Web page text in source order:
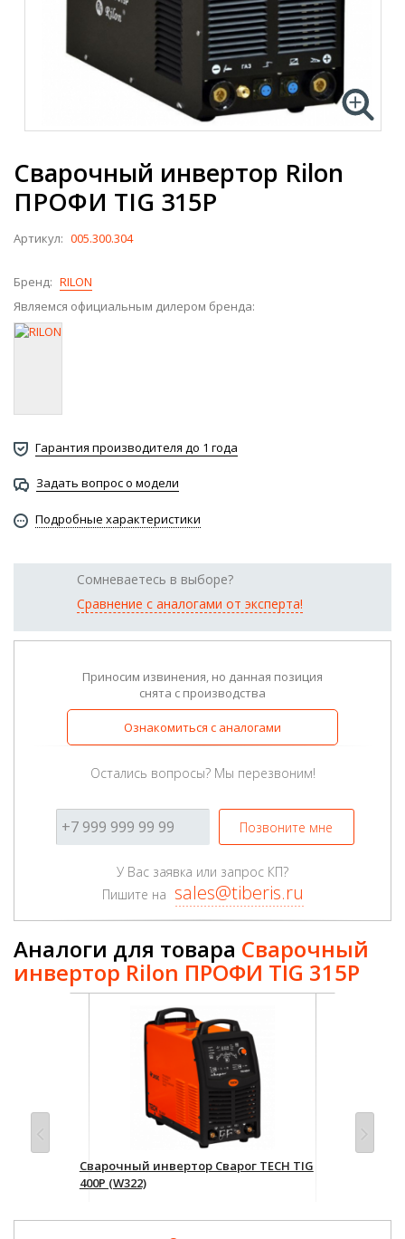
Сварочный инвертор Rilon
ПРОФИ TIG 315P
Артикул: 005.300.304
Бренд: RILON
Являемся официальным дилером бренда:
Гарантия производителя до 1 года
Задать вопрос о модели
Подробные характеристики
Сомневаетесь в выборе?
Сравнение с аналогами от эксперта!
Приносим извинения, но данная позиция
снята с производства
Ознакомиться с аналогами
Остались вопросы? Мы перезвоним!
Позвоните мне
У Вас заявка или запрос КП?
Пишите на sales@tiberis.ru
Аналоги для товара Сварочный
инвертор Rilon ПРОФИ TIG 315P
Сварочный инвертор Сварог TECH TIG
400P (W322)
210 650 р.